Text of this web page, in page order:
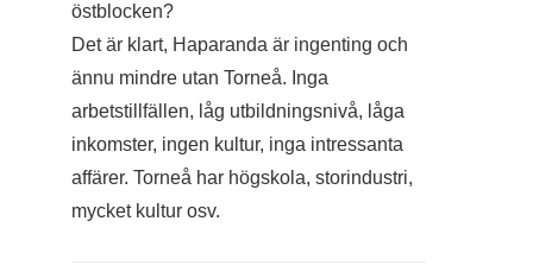
östblocken?
Det är klart, Haparanda är ingenting och
ännu mindre utan Torneå. Inga
arbetstillfällen, låg utbildningsnivå, låga
inkomster, ingen kultur, inga intressanta
affärer. Torneå har högskola, storindustri,
mycket kultur osv.